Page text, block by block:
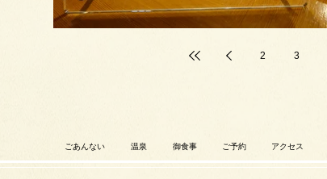
2 3
ごあんない 温泉 御食事 ご予約 アクセス